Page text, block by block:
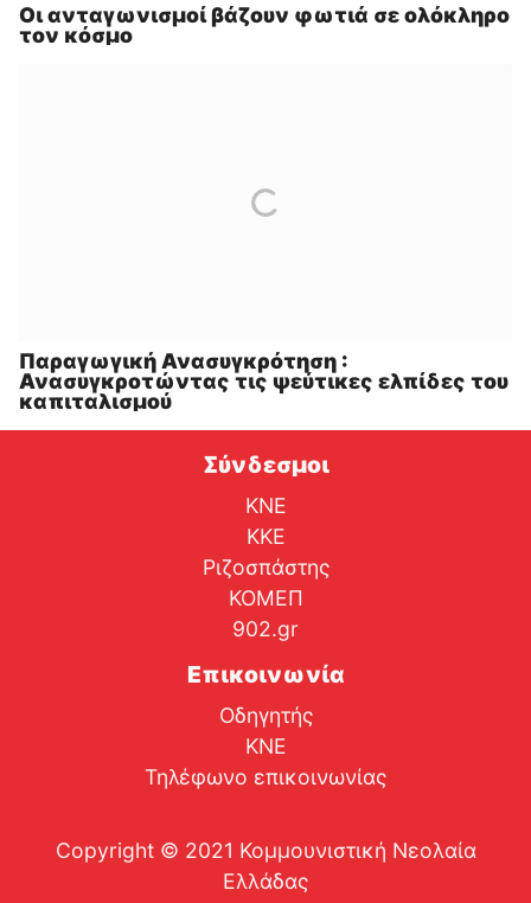
Οι ανταγωνισμοί βάζουν φωτιά σε ολόκληρο
τον κόσμο
Παραγωγική Ανασυγκρότηση :
Ανασυγκροτώντας τις ψεύτικες ελπίδες του
καπιταλισμού
Σύνδεσμοι
ΚΝΕ
ΚΚΕ
Ριζοσπάστης
ΚΟΜΕΠ
902.gr
Επικοινωνία
Οδηγητής
ΚΝΕ
Τηλέφωνο επικοινωνίας
Copyright © 2021 Κομμουνιστική Νεολαία
Ελλάδας